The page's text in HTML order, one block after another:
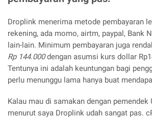
Droplink menerima metode pembayaran
rekening, ada momo, airtm, paypal, Bank
lain-lain. Minimum pembayaran juga
Rp 144.000dengan asumsi kurs dollar
Tentunya ini adalah keuntungan bagi
perlu menunggu lama hanya buat
Kalau mau di samakan dengan pemendek
menurut saya Droplink udah sangat pas.